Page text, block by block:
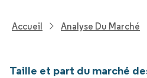
Accueil Analyse Du Marché
Taille et part du marché